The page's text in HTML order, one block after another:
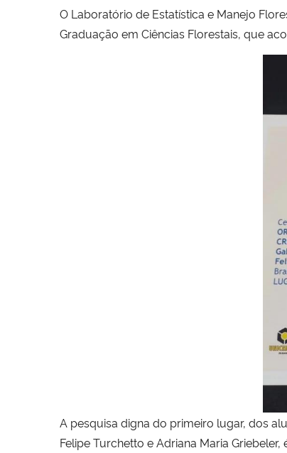
O Laboratório de Estatística e Manejo
Graduação em Ciências Florestais, que
A pesquisa digna do primeiro lugar, dos
Felipe Turchetto e Adriana Maria